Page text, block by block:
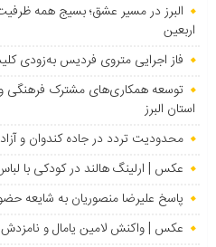
البرز در مسیر عشق؛ بسیج همه
اربعین
فاز اجرایی متروی فردیس به‌زودی
توسعه همکاری‌های مشترک فرهنگی و
استان البرز
محدودیت تردد در جاده کندوان و
عکس | ارلینگ هالند در کودکی با
پاسخ علیرضا منصوریان به شایعه
عکس | واکنش لامین یامال و